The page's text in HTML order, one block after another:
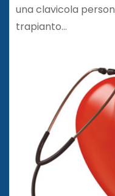
una clavicola
trapianto…